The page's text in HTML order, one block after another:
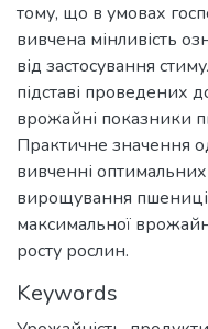
тому, що в умовах
вивчена мінливість
від застосування
підставі проведених
врожайні показники
Практичне значення
вивченні
вирощування пшениці
максимальної
росту рослин.
Keywords